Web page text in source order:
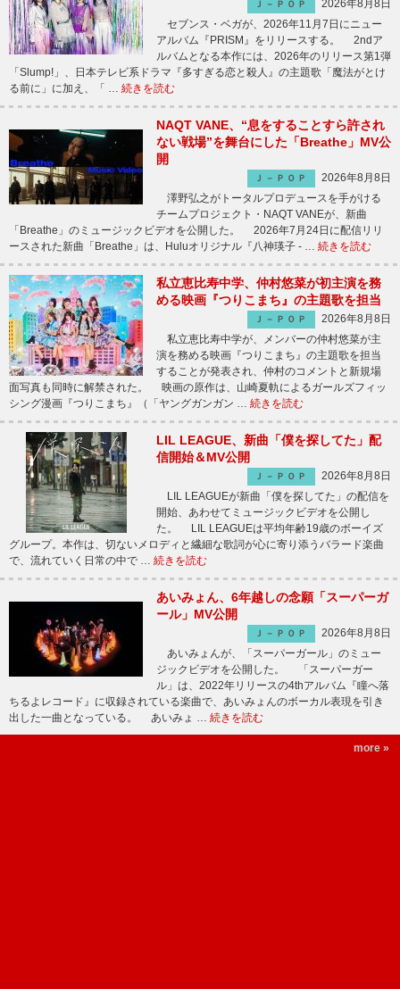
Ｊ－ＰＯＰ
2026年8月8日
セブンス・ベガが、2026年11月7日にニュー
アルバム『PRISM』をリリースする。 2ndア
ルバムとなる本作には、2026年のリリース第1弾
「Slump!」、日本テレビ系ドラマ『多すぎる恋と殺人』の主題歌「魔法がとけ
る前に」に加え、「 … 続きを読む
NAQT VANE、“息をすることすら許され
ない戦場”を舞台にした「Breathe」MV公
開
Ｊ－ＰＯＰ
2026年8月8日
澤野弘之がトータルプロデュースを手がける
チームプロジェクト・NAQT VANEが、新曲
「Breathe」のミュージックビデオを公開した。 2026年7月24日に配信リリ
ースされた新曲「Breathe」は、Huluオリジナル『八神瑛子 - … 続きを読む
私立恵比寿中学、仲村悠菜が初主演を務
める映画『つりこまち』の主題歌を担当
Ｊ－ＰＯＰ
2026年8月8日
私立恵比寿中学が、メンバーの仲村悠菜が主
演を務める映画『つりこまち』の主題歌を担当
することが発表され、仲村のコメントと新規場
面写真も同時に解禁された。 映画の原作は、山崎夏軌によるガールズフィッ
シング漫画『つりこまち』（「ヤングガンガン … 続きを読む
LIL LEAGUE、新曲「僕を探してた」配
信開始＆MV公開
Ｊ－ＰＯＰ
2026年8月8日
LIL LEAGUEが新曲「僕を探してた」の配信を
開始、あわせてミュージックビデオを公開し
た。 LIL LEAGUEは平均年齢19歳のボーイズ
グループ。本作は、切ないメロディと繊細な歌詞が心に寄り添うバラード楽曲
で、流れていく日常の中で … 続きを読む
あいみょん、6年越しの念願「スーパーガ
ール」MV公開
Ｊ－ＰＯＰ
2026年8月8日
あいみょんが、「スーパーガール」のミュー
ジックビデオを公開した。 「スーパーガー
ル」は、2022年リリースの4thアルバム『瞳へ落
ちるよレコード』に収録されている楽曲で、あいみょんのボーカル表現を引き
出した一曲となっている。 あいみょ … 続きを読む
more »